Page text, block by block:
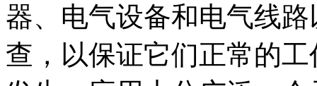
器、电气设备和电气线
查，以保证它们正常的